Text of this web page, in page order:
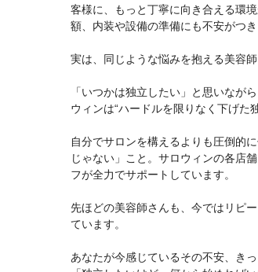
客様に、もっと丁寧に向き合える環
額、内装や設備の準備にも不安がつ
実は、同じような悩みを抱える美容
「いつかは独立したい」と思いなが
ウィンは“ハードルを限りなく下げた
自分でサロンを構えるよりも圧倒的
じゃない」こと。サロウィンの各店
フが全力でサポートしています。
先ほどの美容師さんも、今ではリピ
ています。
あなたが今感じているその不安、き